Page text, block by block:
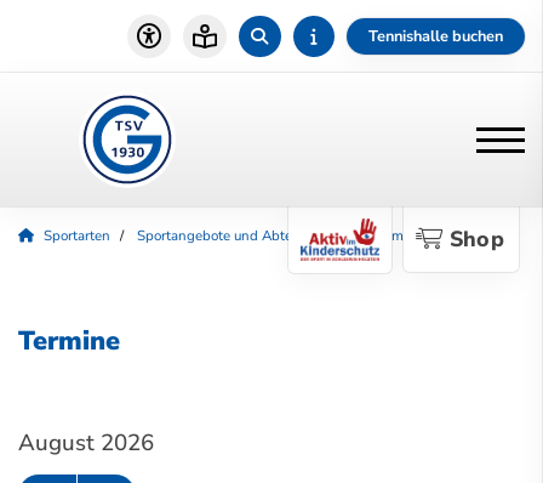
Tennishalle buchen
Shop
Sportarten Sportangebote und Abteilungen Badminton Termine
Termine
August 2026